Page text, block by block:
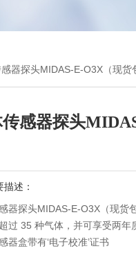
器探头MIDAS-E-O3X（现货
感器探头
描述：
器探头MIDAS-E-O3X（现货包
过 35 种气体，并可享受两年
器盒带有‘电子校准’证书